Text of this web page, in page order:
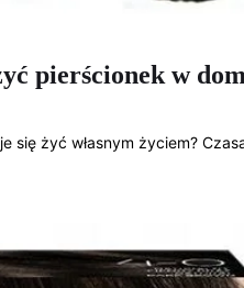
pierścionek w
żyć własnym życiem?